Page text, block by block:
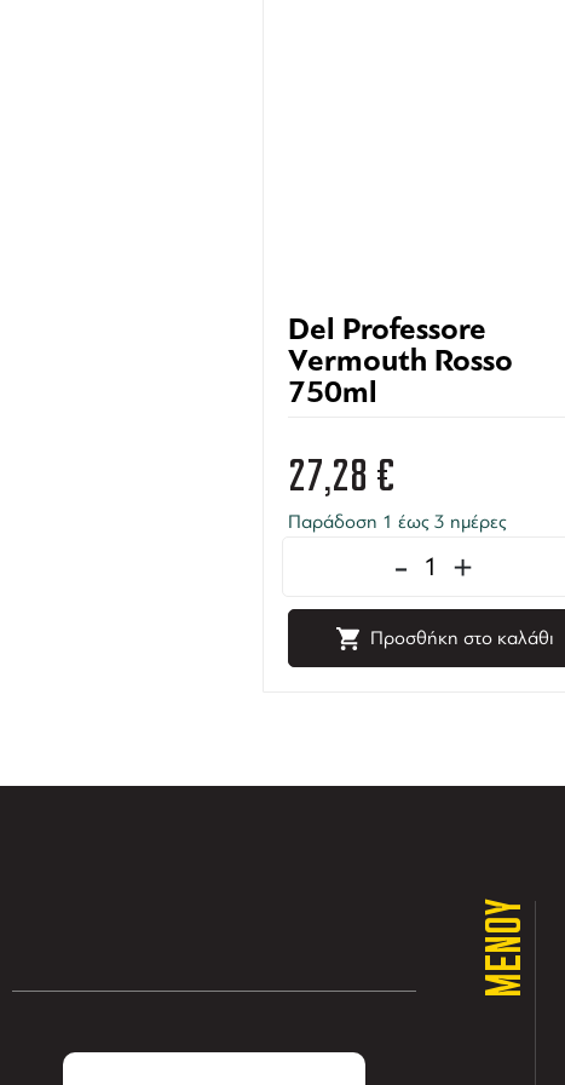
Del Professore
Vermouth Rosso
750ml
27,28 €
Παράδοση 1 έως 3 ημέρες
- +
Προσθήκη στο καλάθι
ΜΕΝΟΥ